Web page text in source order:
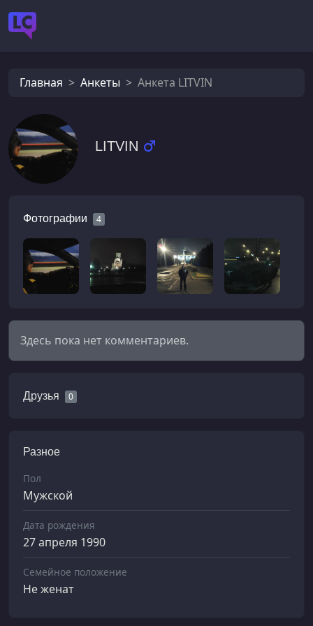
Главная Анкеты Анкета LITVIN
LITVIN
Фотографии 4
Здесь пока нет комментариев.
Друзья 0
Разное
Пол
Мужской
Дата рождения
27 апреля 1990
Семейное положение
Не женат